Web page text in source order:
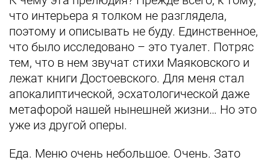
что интерьера я толком не разглядела,
поэтому и описывать не буду. Единственное,
что было исследовано – это туалет. Потряс
тем, что в нем звучат стихи Маяковского и
лежат книги Достоевского. Для меня стал
апокалиптической, эсхатологической даже
метафорой нашей нынешней жизни… Но это
уже из другой оперы.
Еда. Меню очень небольшое. Очень. Зато